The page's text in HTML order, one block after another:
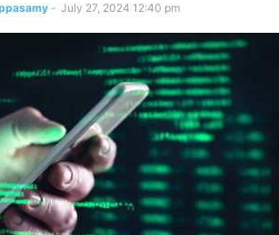
- July 27, 2024 12:40 pm